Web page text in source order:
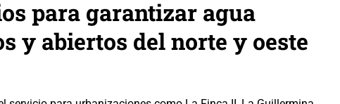
para garantizar agua
y abiertos del norte y oeste